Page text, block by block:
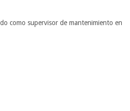
como supervisor de mantenimiento en